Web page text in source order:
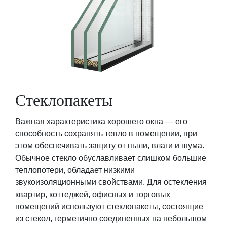
Стеклопакеты
Важная характеристика хорошего окна ― его
способность сохранять тепло в помещении, при
этом обеспечивать защиту от пыли, влаги и шума.
Обычное стекло обуславливает слишком большие
теплопотери, обладает низкими
звукоизоляционными свойствами. Для остекления
квартир, коттеджей, офисных и торговых
помещений используют стеклопакеты, состоящие
из стекол, герметично соединенных на небольшом